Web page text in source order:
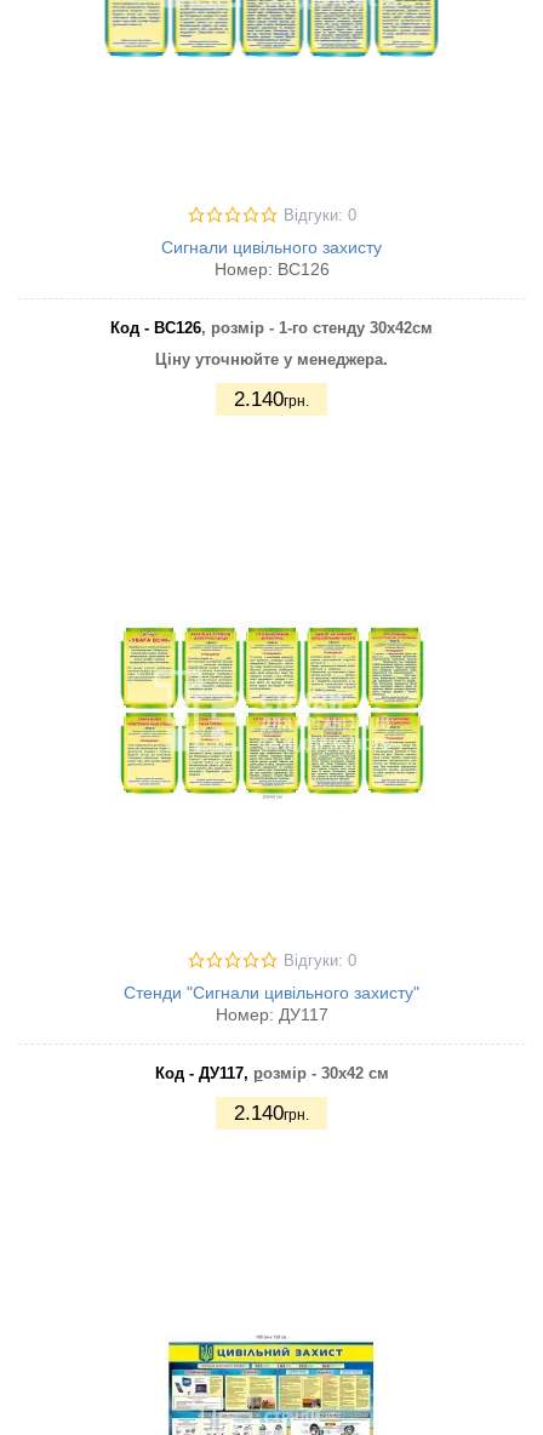
Відгуки: 0
Сигнали цивільного захисту
Номер: ВС126
Код - ВС126, розмір - 1-го стенду 30х42см
Ціну уточнюйте у менеджера.
2.140грн.
Відгуки: 0
Стенди "Сигнали цивільного захисту"
Номер: ДУ117
Код - ДУ117, розмір - 30х42 см
2.140грн.